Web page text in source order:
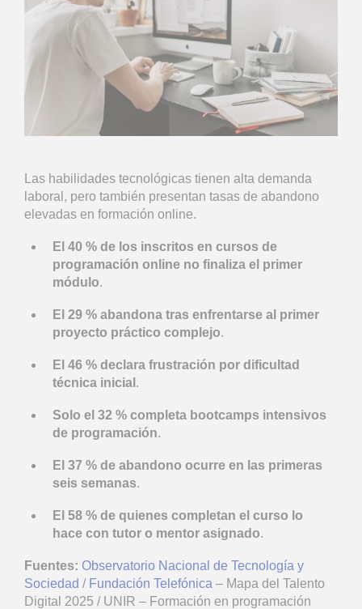
Las habilidades tecnológicas tienen alta demanda
laboral, pero también presentan tasas de abandono
elevadas en formación online.
El 40 % de los inscritos en cursos de
programación online no finaliza el primer
módulo.
El 29 % abandona tras enfrentarse al primer
proyecto práctico complejo.
El 46 % declara frustración por dificultad
técnica inicial .
Solo el 32 % completa bootcamps intensivos
de programación.
El 37 % de abandono ocurre en las primeras
seis semanas.
El 58 % de quienes completan el curso lo
hace con tutor o mentor asignado.
Fuentes: Observatorio Nacional de Tecnología y
Sociedad / Fundación Telefónica – Mapa del Talento
Digital 2025 / UNIR – Formación en programación